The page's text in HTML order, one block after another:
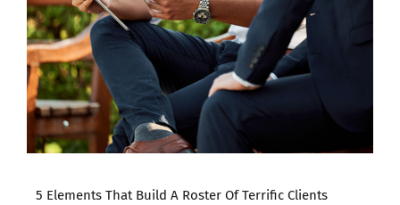
5 Elements That Build A Roster Of Terrific Clients